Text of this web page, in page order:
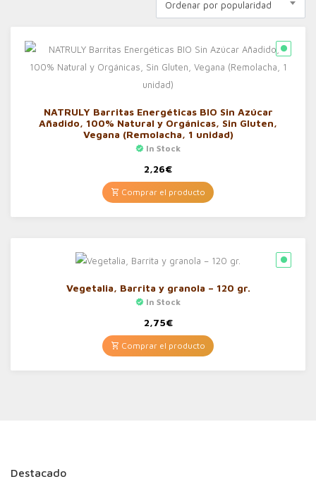
Ordenar por popularidad
NATRULY Barritas Energéticas BIO Sin Azúcar
Añadido, 100% Natural y Orgánicas, Sin Gluten,
Vegana (Remolacha, 1 unidad)
In Stock
2,26€
Comprar el producto
Vegetalia, Barrita y granola – 120 gr.
In Stock
2,75€
Comprar el producto
Destacado